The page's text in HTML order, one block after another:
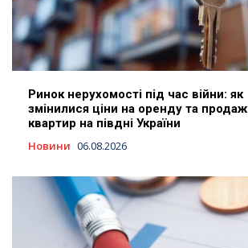
Ринок нерухомості під час війни: як
змінилися ціни на оренду та продаж
квартир на півдні України
Новини 06.08.2026